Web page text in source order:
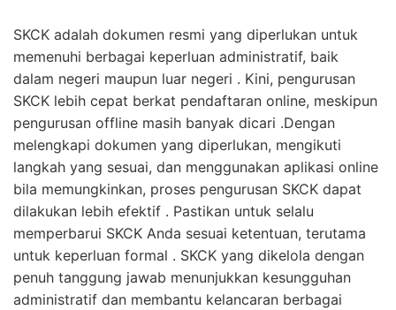
SKCK adalah dokumen resmi yang diperlukan untuk
memenuhi berbagai keperluan administratif, baik
dalam negeri maupun luar negeri . Kini, pengurusan
SKCK lebih cepat berkat pendaftaran online, meskipun
pengurusan offline masih banyak dicari .Dengan
melengkapi dokumen yang diperlukan, mengikuti
langkah yang sesuai, dan menggunakan aplikasi online
bila memungkinkan, proses pengurusan SKCK dapat
dilakukan lebih efektif . Pastikan untuk selalu
memperbarui SKCK Anda sesuai ketentuan, terutama
untuk keperluan formal . SKCK yang dikelola dengan
penuh tanggung jawab menunjukkan kesungguhan
administratif dan membantu kelancaran berbagai